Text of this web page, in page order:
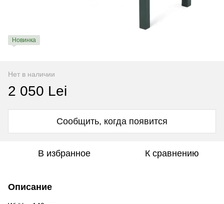
Новинка
Нет в наличии
2 050 Lei
Сообщить, когда появится
В избранное К сравнению
Описание